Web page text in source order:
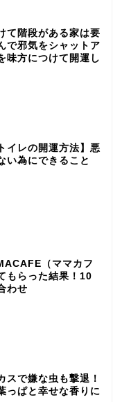
て階段がある家は要
で邪気をシャットア
味方につけて開運し
イレの開運方法】悪
い為にできること
（ママカフ
もらった結果！10
わせ
スで嫌な虫も撃退！
っぱと幸せな香りに